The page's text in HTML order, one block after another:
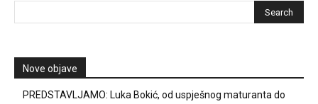
Nove objave
PREDSTAVLJAMO: Luka Bokić, od uspješnog maturanta do